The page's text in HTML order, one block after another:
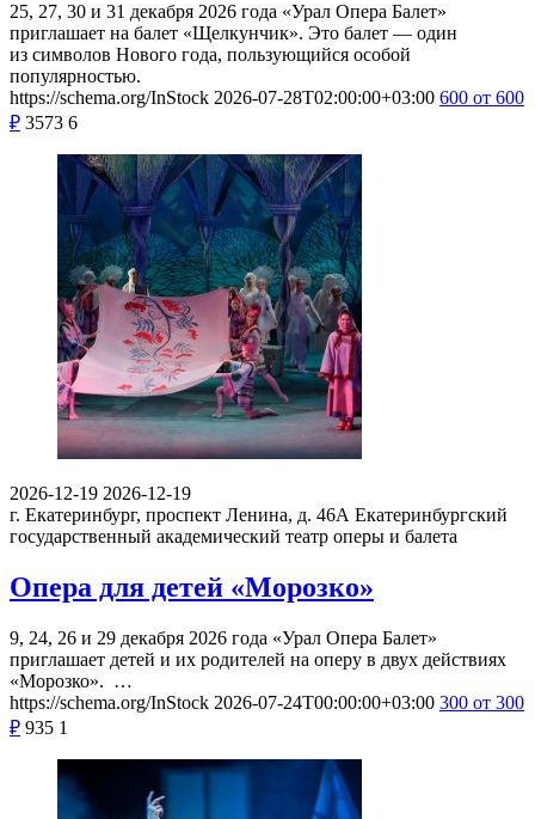
25, 27, 30 и 31 декабря 2026 года «Урал Опера Балет»
приглашает на балет «Щелкунчик». Это балет — один
из символов Нового года, пользующийся особой
популярностью.
https://schema.org/InStock 2026-07-28T02:00:00+03:00 600 от 600
₽ 3573 6
2026-12-19 2026-12-19
г. Екатеринбург, проспект Ленина, д. 46А Екатеринбургский
государственный академический театр оперы и балета
Опера для детей «Морозко»
9, 24, 26 и 29 декабря 2026 года «Урал Опера Балет»
приглашает детей и их родителей на оперу в двух действиях
«Морозко». …
https://schema.org/InStock 2026-07-24T00:00:00+03:00 300 от 300
₽ 935 1